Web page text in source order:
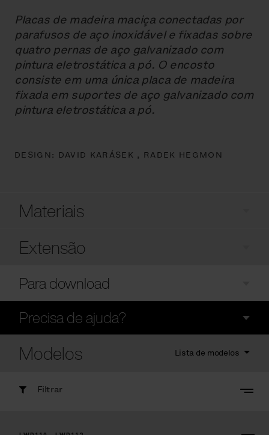
Placas de madeira maciça conectadas por
parafusos de aço inoxidável e fixadas sobre
quatro pernas de aço galvanizado com
pintura eletrostática a pó. O encosto
consiste em uma única placa de madeira
fixada em suportes de aço galvanizado com
pintura eletrostática a pó.
DESIGN: DAVID KARÁSEK , RADEK HEGMON
Materiais
Extensão
Para download
Precisa de ajuda?
Modelos Lista de modelos
Filtrar